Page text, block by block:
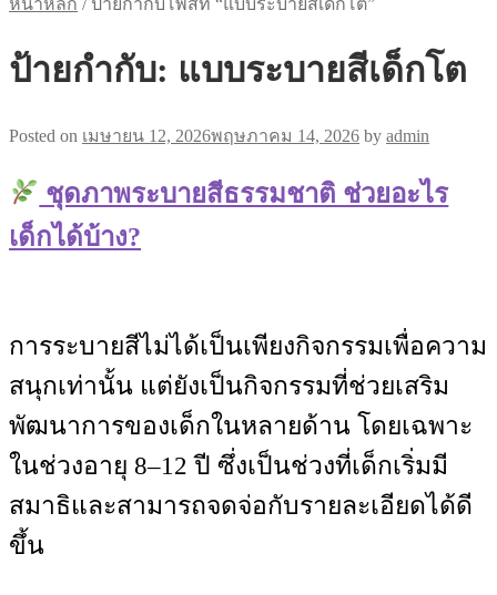
หน้าหลัก / ป้ายกำกับโพสท์ “แบบระบายสีเด็กโต”
ป้ายกำกับ: แบบระบายสีเด็กโต
Posted on เมษายน 12, 2026พฤษภาคม 14, 2026 by admin
ชุดภาพระบายสีธรรมชาติ ช่วยอะไร
เด็กได้บ้าง?
การระบายสีไม่ได้เป็นเพียงกิจกรรมเพื่อความ
สนุกเท่านั้น แต่ยังเป็นกิจกรรมที่ช่วยเสริม
พัฒนาการของเด็กในหลายด้าน โดยเฉพาะ
ในช่วงอายุ 8–12 ปี ซึ่งเป็นช่วงที่เด็กเริ่มมี
สมาธิและสามารถจดจ่อกับรายละเอียดได้ดี
ขึ้น